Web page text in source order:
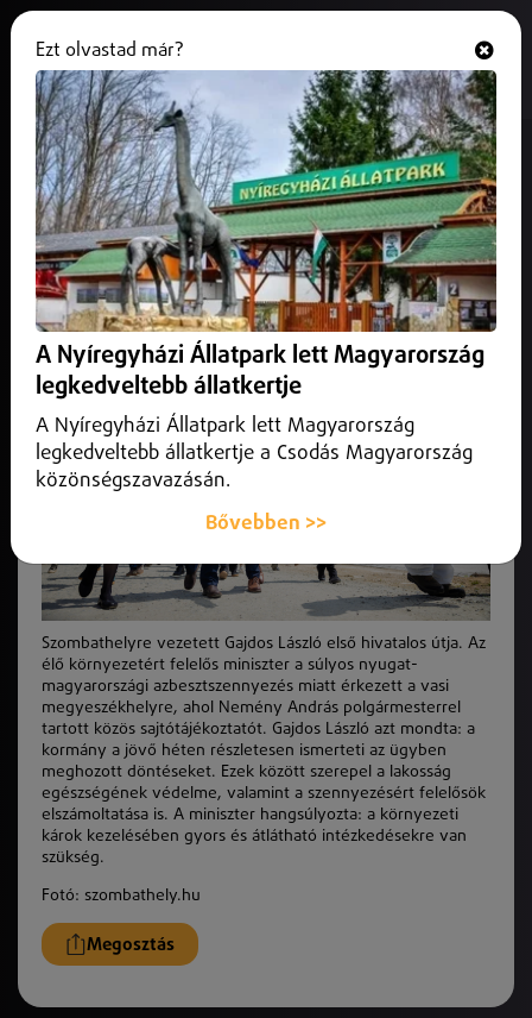
Kormányzati lépések készülnek az
azbesztszennyezés ügyében
2026. május 15.Belföld
Szombathelyre vezetett Gajdos László első hivatalos útja.
Szombathelyre vezetett Gajdos László első hivatalos útja. Az
élő környezetért felelős miniszter a súlyos nyugat-
magyarországi azbesztszennyezés miatt érkezett a vasi
megyeszékhelyre, ahol Nemény András polgármesterrel
tartott közös sajtótájékoztatót. Gajdos László azt mondta: a
kormány a jövő héten részletesen ismerteti az ügyben
meghozott döntéseket. Ezek között szerepel a lakosság
egészségének védelme, valamint a szennyezésért felelősök
elszámoltatása is. A miniszter hangsúlyozta: a környezeti
károk kezelésében gyors és átlátható intézkedésekre van
szükség.
Fotó: szombathely.hu
Megosztás
Ezt olvastad már?
A Nyíregyházi Állatpark lett Magyarország
legkedveltebb állatkertje
A Nyíregyházi Állatpark lett Magyarország
legkedveltebb állatkertje a Csodás Magyarország
közönségszavazásán.
Bővebben >>